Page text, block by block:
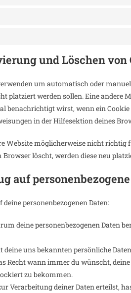
und Löschen von
um automatisch oder
platziert werden sollen. Eine andere
benachrichtigt wirst, wenn ein
in der Hilfesektion deines
Website möglicherweise nicht
löscht, werden diese neu
auf
personenbezogenen Daten:
deine personenbezogenen Daten
uns bekannten persönliche
Recht wann immer du wünscht,
zu bekommen.
Verarbeitung deiner Daten erteilst,